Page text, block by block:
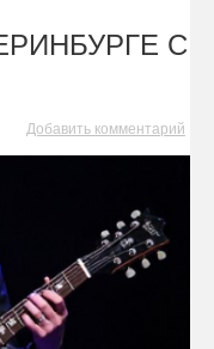
С
Добавить комментарий